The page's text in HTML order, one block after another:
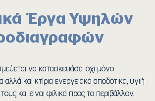
Έργα Υψηλών
να κατασκευάσει όχι μόνο
αλλά και κτίρια ενεργειακά αποδοτικά, υγιή
και είναι φιλικά προς το περιβάλλον.